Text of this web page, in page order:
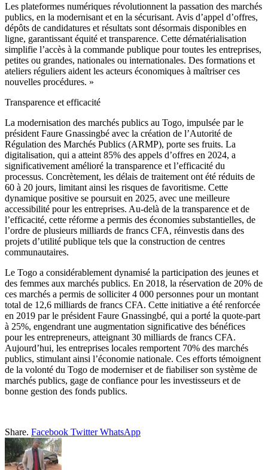
Les plateformes numériques révolutionnent la passation des marchés
publics, en la modernisant et en la sécurisant. Avis d’appel d’offres,
dépôts de candidatures et résultats sont désormais disponibles en
ligne, garantissant équité et transparence. Cette dématérialisation
simplifie l’accès à la commande publique pour toutes les entreprises,
petites ou grandes, nationales ou internationales. Des formations et
ateliers réguliers aident les acteurs économiques à maîtriser ces
nouvelles procédures. »
Transparence et efficacité
La modernisation des marchés publics au Togo, impulsée par le
président Faure Gnassingbé avec la création de l’Autorité de
Régulation des Marchés Publics (ARMP), porte ses fruits. La
digitalisation, qui a atteint 85% des appels d’offres en 2024, a
significativement amélioré la transparence et l’efficacité du
processus. Concrètement, les délais de traitement ont été réduits de
60 à 20 jours, limitant ainsi les risques de favoritisme. Cette
dynamique positive se poursuit en 2025, avec une meilleure
accessibilité pour les entreprises. Au-delà de la transparence et de
l’efficacité, cette réforme a permis des économies substantielles, de
l’ordre de plusieurs milliards de francs CFA, réinvestis dans des
projets d’utilité publique tels que la construction de centres
communautaires.
Le Togo a considérablement dynamisé la participation des jeunes et
des femmes aux marchés publics. En 2018, la réservation de 20% de
ces marchés a permis de solliciter 4 000 personnes pour un montant
total de 12,6 milliards de francs CFA. Cette initiative a été renforcée
en 2019 par le président Faure Gnassingbé, qui a porté la quote-part
à 25%, engendrant une augmentation significative des bénéfices
pour les entrepreneurs, atteignant 30 milliards de francs CFA.
Aujourd’hui, les entreprises locales remportent 70% des marchés
publics, stimulant ainsi l’économie nationale. Ces efforts témoignent
de la volonté du Togo de moderniser et de fiabiliser son système de
marchés publics, gage de confiance pour les investisseurs et de
bonne gestion des fonds publics.
Share. Facebook Twitter WhatsApp